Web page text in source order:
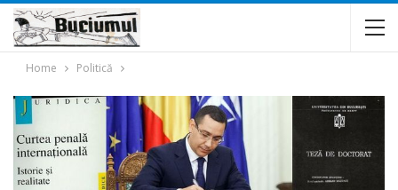
Home Politică